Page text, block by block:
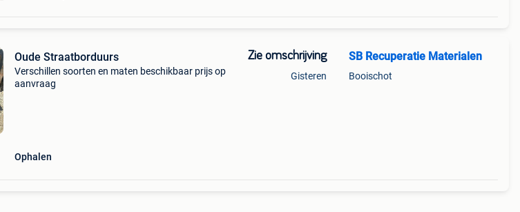
Oude Straatborduurs
Verschillen soorten en maten beschikbaar prijs op
aanvraag
Ophalen
Zie omschrijving
Gisteren
SB Recuperatie Materialen
Booischot